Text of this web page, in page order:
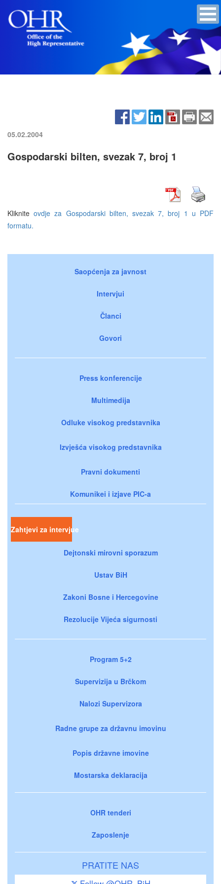
05.02.2004
Gospodarski bilten, svezak 7, broj 1
Klikniteovdje za Gospodarski bilten, svezak 7, broj 1 u PDF
formatu.
Saopćenja za javnost
Intervjui
Članci
Govori
Press konferencije
Multimedija
Odluke visokog predstavnika
Izvješća visokog predstavnika
Pravni dokumenti
Komunikei i izjave PIC-a
Zahtjevi za intervjue
Dejtonski mirovni sporazum
Ustav BiH
Zakoni Bosne i Hercegovine
Rezolucije Vijeća sigurnosti
Program 5+2
Supervizija u Brčkom
Nalozi Supervizora
Radne grupe za državnu imovinu
Popis državne imovine
Mostarska deklaracija
OHR tenderi
Zaposlenje
PRATITE NAS